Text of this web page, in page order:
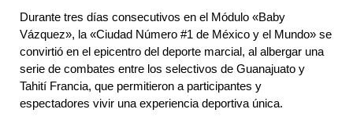
Durante tres días consecutivos en el Módulo «Baby
Vázquez», la «Ciudad Número #1 de México y el Mundo» se
convirtió en el epicentro del deporte marcial, al albergar una
serie de combates entre los selectivos de Guanajuato y
Tahití Francia, que permitieron a participantes y
espectadores vivir una experiencia deportiva única.